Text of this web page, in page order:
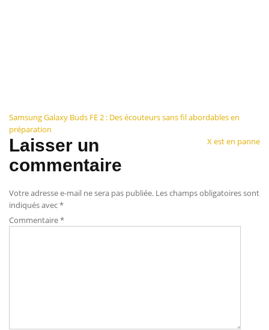
Navigation
de
l’article
Samsung Galaxy Buds FE 2 : Des écouteurs sans fil abordables en
préparation
X est en panne
Laisser un
commentaire
Votre adresse e-mail ne sera pas publiée. Les champs obligatoires sont
indiqués avec*
Commentaire*